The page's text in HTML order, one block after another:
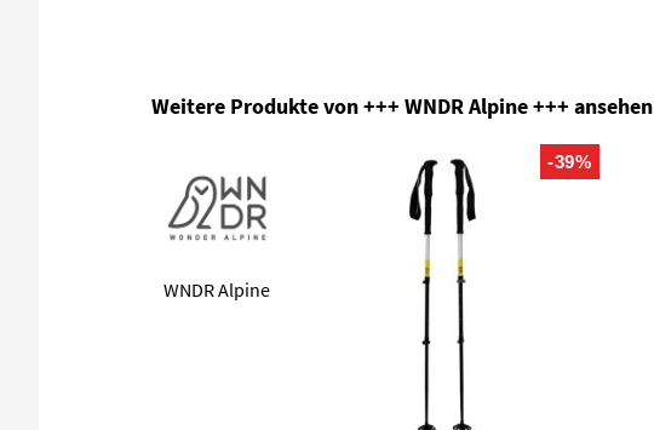
Produktgalerie überspringen
Weitere Produkte von +++ WNDR Alpine +++ ansehen
WNDR Alpine
-39%